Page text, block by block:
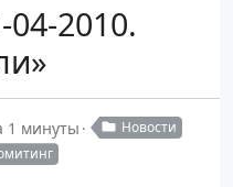
2010.
1 минуты
Новости